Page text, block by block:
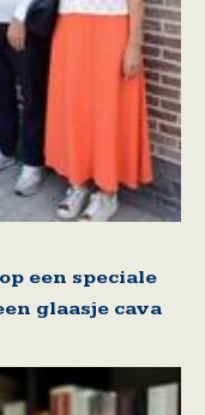
een speciale
glaasje cava